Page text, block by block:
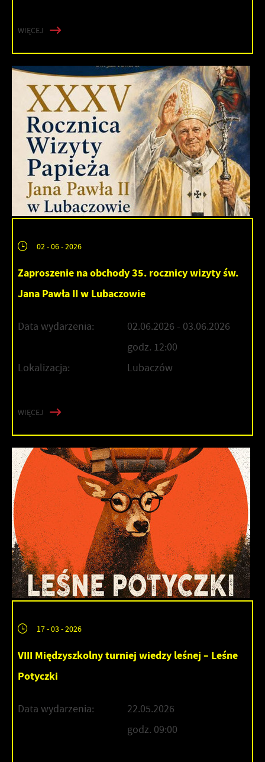
WIĘCEJ
02 - 06 - 2026
Zaproszenie na obchody 35. rocznicy wizyty św.
Jana Pawła II w Lubaczowie
Data wydarzenia: 02.06.2026 - 03.06.2026
godz. 12:00
Lokalizacja:
Lubaczów
WIĘCEJ
17 - 03 - 2026
VIII Międzyszkolny turniej wiedzy leśnej – Leśne
Potyczki
Data wydarzenia:
22.05.2026
godz. 09:00